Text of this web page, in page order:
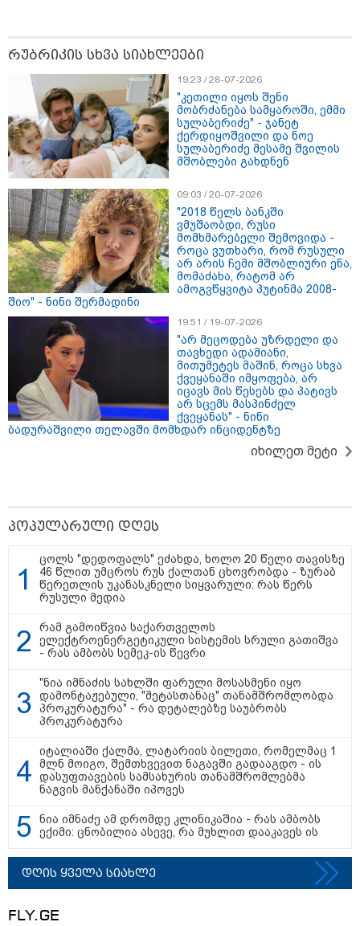
თბილისი - ჰერაკლიონი 1540.90
ლარიდან
თბილისი - ბუდაპეშტი 856.40
ლარიდან
თბილისი - რომი 1768.50 ლარიდან
მნიშვნელოვანი ინფორმაცია
11:13 / 05-08-2026
უკეთესი ცხოვრებისათვის" FIFA-ს 2026 წლის
მსოფლიო ჩემპიონატზე™
სამართალი
რუბრიკის სხვა სიახლეები
19:23 / 28-07-2026
"კეთილი იყოს შენი
მობრძანება სამყაროში, ემმი
სულაბერიძე" - ჯანეტ
ქერდიყოშვილი და ნოე
სულაბერიძე მესამე შვილის
მშობლები გახდნენ
09:03 / 20-07-2026
"2018 წელს ბანკში
ვმუშაობდი, რუსი
მომხმარებელი შემოვიდა -
როცა ვუთხარი, რომ რუსული
არ არის ჩემი მშობლიური ენა,
მომაძახა, რატომ არ
ამოგვწყვიტა პუტინმა 2008-
შიო" - ნინი შერმადინი
19:51 / 19-07-2026
"არ მეცოდება უზრდელი და
თავხედი ადამიანი,
მითუმეტეს მაშინ, როცა სხვა
ქვეყანაში იმყოფება, არ
იცავს მის წესებს და პატივს
არ სცემს მასპინძელ
ქვეყანას" - ნინი
ბადურაშვილი თელავში მომხდარ ინციდენტზე
იხილეთ მეტი
პოპულარული დღეს
ცოლს "დედოფალს" ეძახდა, ხოლო 20 წელი თავისზე
46 წლით უმცროს რუს ქალთან ცხოვრობდა - ზურაბ
წერეთლის უკანასკნელი სიყვარული: რას წერს
რუსული მედია
რამ გამოიწვია საქართველოს
ელექტროენერგეტიკული სისტემის სრული გათიშვა
- რას ამბობს სემეკ-ის წევრი
"ნია იმნაძის სახლში ფარული მოსასმენი იყო
დამონტაჟებული, "მეტასთანაც" თანამშრომლობდა
პროკურატურა" - რა დეტალებზე საუბრობს
პროკურატურა
იტალიაში ქალმა, ლატარიის ბილეთი, რომელმაც 1
მლნ მოიგო, შემთხვევით ნაგავში გადააგდო - ის
დასუფთავების სამსახურის თანამშრომლებმა
ნაგვის მანქანაში იპოვეს
ნია იმნაძე ამ დრომდე კლინიკაშია - რას ამბობს
ექიმი: ცნობილია ასევე, რა მუხლით დააკავეს ის
დღის ყველა სიახლე
FLY.GE